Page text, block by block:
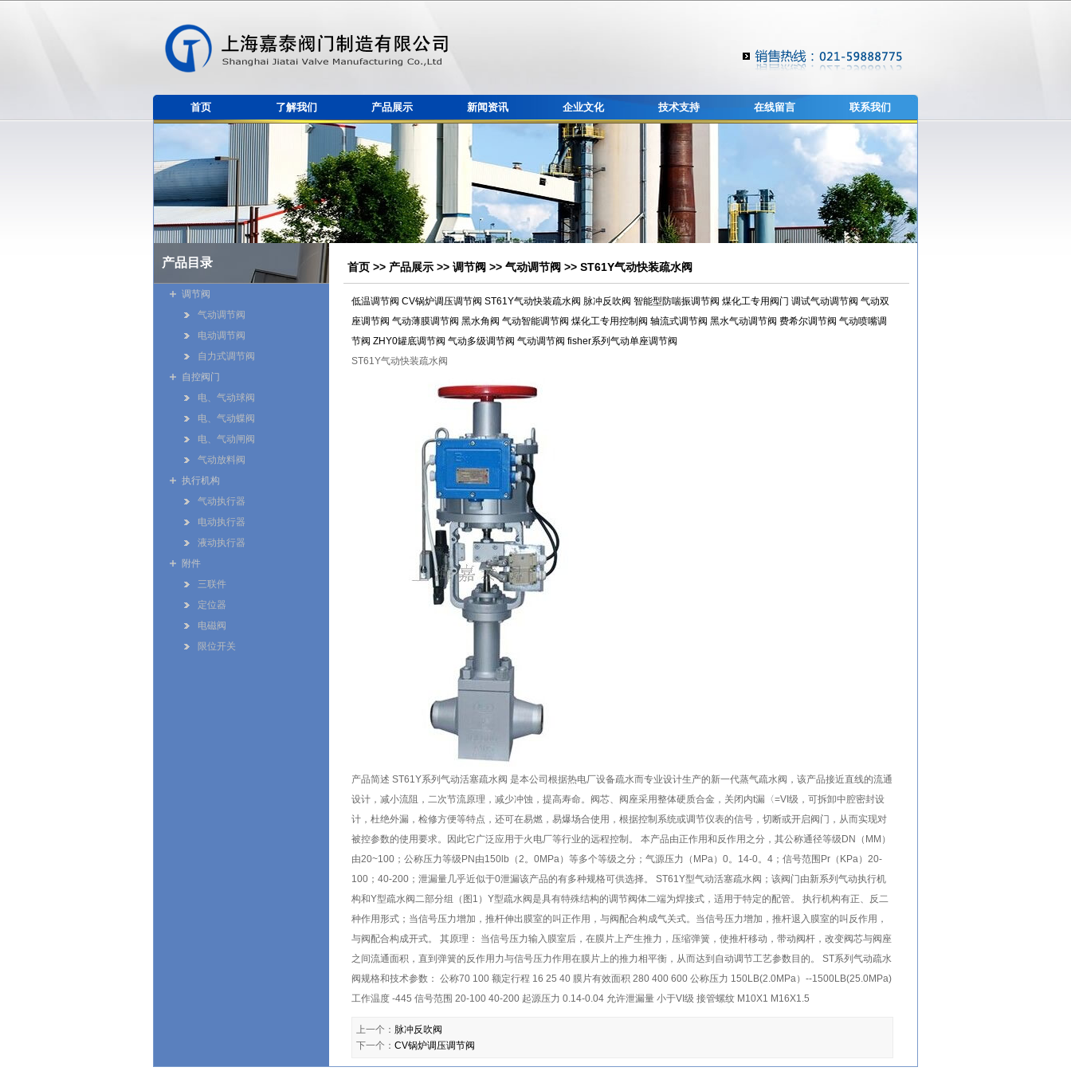
首页 了解我们 产品展示 新闻资讯 企业文化 技术支持 在线留言 联系我们
首页 >> 产品展示 >> 调节阀 >> 气动调节阀 >> ST61Y气动快装疏水阀
低温调节阀 CV锅炉调压调节阀 ST61Y气动快装疏水阀 脉冲反吹阀 智能型防喘振调节阀 煤化工专用阀门 调试气动调节阀 气动双
座调节阀 气动薄膜调节阀 黑水角阀 气动智能调节阀 煤化工专用控制阀 轴流式调节阀 黑水气动调节阀 费希尔调节阀 气动喷嘴调
节阀 ZHY0罐底调节阀 气动多级调节阀 气动调节阀 fisher系列气动单座调节阀
ST61Y气动快装疏水阀
产品简述 ST61Y系列气动活塞疏水阀 是本公司根据热电厂设备疏水而专业设计生产的新一代蒸气疏水阀，该产品接近直线的流通
设计，减小流阻，二次节流原理，减少冲蚀，提高寿命。阀芯、阀座采用整体硬质合金，关闭内t漏〈=VI级，可拆卸中腔密封设
计，杜绝外漏，检修方便等特点，还可在易燃，易爆场合使用，根据控制系统或调节仪表的信号，切断或开启阀门，从而实现对
被控参数的使用要求。因此它广泛应用于火电厂等行业的远程控制。 本产品由正作用和反作用之分，其公称通径等级DN（MM）
由20~100；公称压力等级PN由150lb（2。0MPa）等多个等级之分；气源压力（MPa）0。14-0。4；信号范围Pr（KPa）20-
100；40-200；泄漏量几乎近似于0泄漏该产品的有多种规格可供选择。 ST61Y型气动活塞疏水阀；该阀门由新系列气动执行机
构和Y型疏水阀二部分组（图1）Y型疏水阀是具有特殊结构的调节阀体二端为焊接式，适用于特定的配管。 执行机构有正、反二
种作用形式；当信号压力增加，推杆伸出膜室的叫正作用，与阀配合构成气关式。当信号压力增加，推杆退入膜室的叫反作用，
与阀配合构成开式。 其原理： 当信号压力输入膜室后，在膜片上产生推力，压缩弹簧，使推杆移动，带动阀杆，改变阀芯与阀座
之间流通面积，直到弹簧的反作用力与信号压力作用在膜片上的推力相平衡，从而达到自动调节工艺参数目的。 ST系列气动疏水
阀规格和技术参数： 公称70 100 额定行程 16 25 40 膜片有效面积 280 400 600 公称压力 150LB(2.0MPa）--1500LB(25.0MPa)
工作温度 -445 信号范围 20-100 40-200 起源压力 0.14-0.04 允许泄漏量 小于VI级 接管螺纹 M10X1 M16X1.5
上一个： 脉冲反吹阀
下一个： CV锅炉调压调节阀
产品目录
调节阀
气动调节阀
电动调节阀
自力式调节阀
自控阀门
电、气动球阀
电、气动蝶阀
电、气动闸阀
气动放料阀
执行机构
气动执行器
电动执行器
液动执行器
附件
三联件
定位器
电磁阀
限位开关